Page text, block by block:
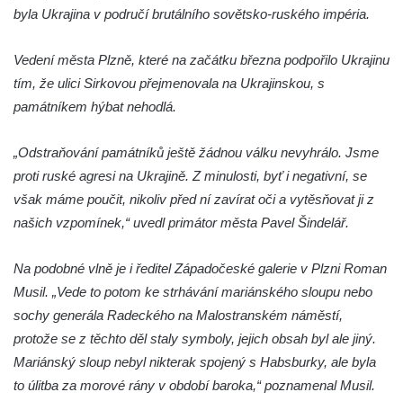
Budějovicích
dominikánů v Českých Budějovicích
Socha svaté Anny na nádvoří kláštera
dominikánů v Českých Budějovicích
Sousoší Kalvárie před klášterem
Českých Budějovicích
Socha svatého Václava u pramene v
Semilech
Pamětní deska Tomáše Garrigue Masaryka
na radnici v Českých Budějovicích
Pamětní deska na biskupské rezidenci v
byla Ukrajina v područí brutálního sovětsko-ruského impéria.
Vedení města Plzně, které na začátku března podpořilo Ukrajinu
tím, že ulici Sirkovou přejmenovala na Ukrajinskou, s
památníkem hýbat nehodlá.
„Odstraňování památníků ještě žádnou válku nevyhrálo. Jsme
proti ruské agresi na Ukrajině. Z minulosti, byť i negativní, se
však máme poučit, nikoliv před ní zavírat oči a vytěsňovat ji z
našich vzpomínek,“ uvedl primátor města Pavel Šindelář.
Na podobné vlně je i ředitel Západočeské galerie v Plzni Roman
Musil. „Vede to potom ke strhávání mariánského sloupu nebo
sochy generála Radeckého na Malostranském náměstí,
protože se z těchto děl staly symboly, jejich obsah byl ale jiný.
Mariánský sloup nebyl nikterak spojený s Habsburky, ale byla
to úlitba za morové rány v období baroka,“ poznamenal Musil.